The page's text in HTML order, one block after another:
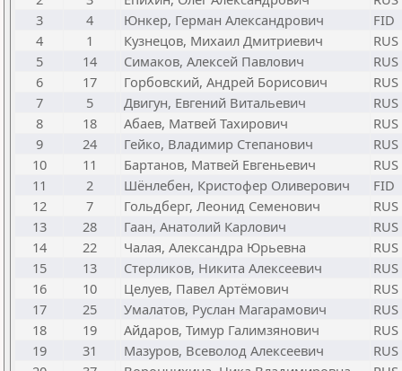
3
4 Юнкер, Герман Александрович
FID
4
1 Кузнецов, Михаил Дмитриевич
RUS
5
14 Симаков, Алексей Павлович
RUS
6
17 Горбовский, Андрей Борисович
RUS
7
5 Двигун, Евгений Витальевич
RUS
8
18 Абаев, Матвей Тахирович
RUS
9
24 Гейко, Владимир Степанович
RUS
10
11 Бартанов, Матвей Евгеньевич
RUS
11
2 Шёнлебен, Кристофер Оливерович
FID
12
7 Гольдберг, Леонид Семенович
RUS
13
28 Гаан, Анатолий Карлович
RUS
14
22 Чалая, Александра Юрьевна
RUS
15
13 Стерликов, Никита Алексеевич
RUS
16
10 Целуев, Павел Артёмович
RUS
17
25 Умалатов, Руслан Магарамович
RUS
18
19 Айдаров, Тимур Галимзянович
RUS
19
31 Мазуров, Всеволод Алексеевич
RUS